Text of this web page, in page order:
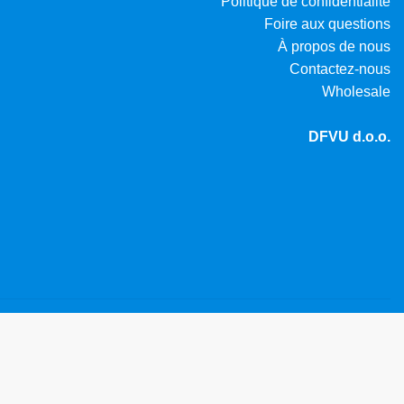
Foire aux questions
À propos de nous
Contactez-nous
Wholesale
DFVU d.o.o.